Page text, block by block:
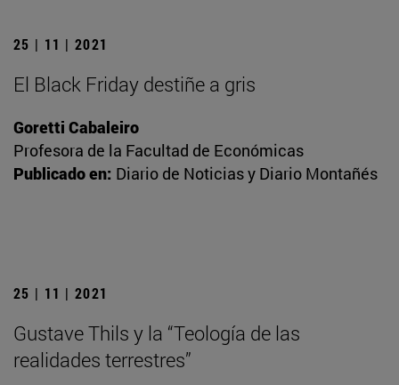
25 | 11 | 2021
El Black Friday destiñe a gris
Goretti Cabaleiro
Profesora de la Facultad de Económicas
Publicado en: Diario de Noticias y Diario Montañés
25 | 11 | 2021
Gustave Thils y la “Teología de las
realidades terrestres”